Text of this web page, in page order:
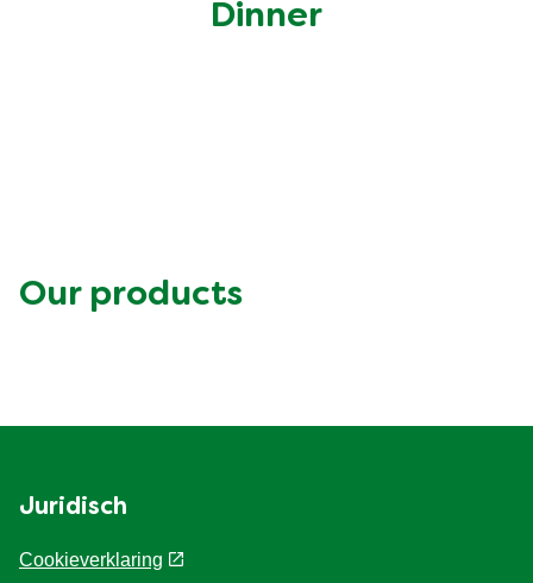
Dinner
Our products
Juridisch
Cookieverklaring